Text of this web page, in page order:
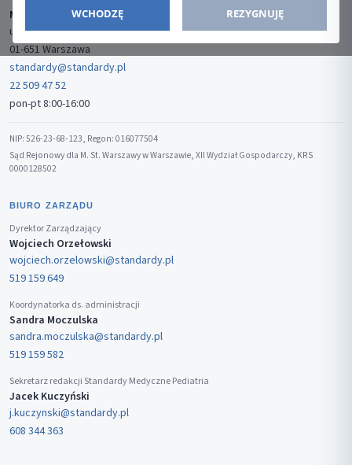
WCHODZĘ REZYGNUJĘ
Media-Press Sp. z o.o.
ul. Gwiaździsta 7B/8
01-651 Warszawa
standardy@standardy.pl
22 509 47 52
pon-pt 8:00-16:00
NIP: 526-23-68-123, Regon: 016077504
Sąd Rejonowy dla M. St. Warszawy w Warszawie, XII Wydział Gospodarczy, KRS
0000128502
BIURO ZARZĄDU
Dyrektor Zarządzający
Wojciech Orzełowski
wojciech.orzelowski@standardy.pl
519 159 649
Koordynatorka ds. administracji
Sandra Moczulska
sandra.moczulska@standardy.pl
519 159 582
Sekretarz redakcji Standardy Medyczne Pediatria
Jacek Kuczyński
j.kuczynski@standardy.pl
608 344 363